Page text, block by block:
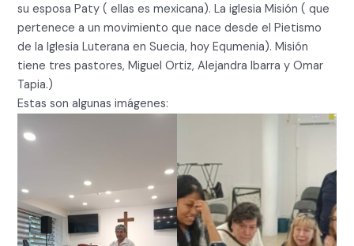
su esposa Paty ( ellas es mexicana). La iglesia Misión ( que
pertenece a un movimiento que nace desde el Pietismo
de la Iglesia Luterana en Suecia, hoy Equmenia). Misión
tiene tres pastores, Miguel Ortiz, Alejandra Ibarra y Omar
Tapia.)
Estas son algunas imágenes: